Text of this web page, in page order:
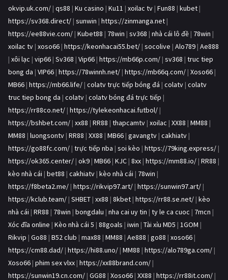
okvip.uk.com/ | qs88 | Ku casino | Ku11 | xoilac tv | Fun88 | kubet |
https://sv368.direct/ | sunwin | https://zinmanga.net |
https://ee88vie.com/ | Kubet88 | 78win | sv368 | nhà cái lô đề | 78win |
xoilac tv | xoso66 | https://keonhacai55.bet/ | socolive | Alo789 | Ae888
| xôi lạc | vip66 | Sv368 | Vip66 | https://mb66p.com/ | sv368 | truc tiep
bong da | VIP66 | https://78winnh.net/ | https://mb66q.com/ | Xoso66 |
MB66 | https://mb66.life/ | colatv trực tiếp bóng đá | colatv | colatv
truc tiep bong da | colatv | colatv bóng đá trực tiếp |
https://rr88co.net/ | https://tylekeonhacai.futbol/ |
https://bshbet.com/ | xx88 | RR88 | thapcamtv | xoilac | XX88 | MM88 |
MM88 | luongsontv | RR88 | XX88 | MB66 | gavangtv | cakhiatv |
https://go88fc.com/ | trực tiếp nba | soi kèo | https://79king.express/ |
https://ok365.center/ | ok9 | MB66 | KJC | 8xx | https://mm88.io/ | RR88 |
kèo nhà cái | bet88 | cakhiatv | kèo nhà cái | 78win |
https://f8beta2.me/ | https://rikvip97.art/ | https://sunwin97.art/ |
https://kclub.team/ | SHBET | xx88 | 8kbet | https://rr88.se.net/ | kèo
nhà cái | RR88 | 78win | bongdalu | nha cai uy tin | ty le ca cuoc | 7mcn |
Xóc đĩa online | Kèo nhà cái 5 | 88goals | iwin | Tài xỉu MD5 | 1GOM |
Rikvip | Go88 | B52 club | max88 | MM88 | Ae888 | go88 | xoso66 |
https://cm88.dad/ | https://hi88.uno/ | MM88 | https://alo789ga.com/ |
Xoso66 | phim sex vlxx | https://xx88brand.com/ |
https://sunwin19.cn.com/ | GG88 | Xoso66 | XX88 | https://rr88it.com/ |